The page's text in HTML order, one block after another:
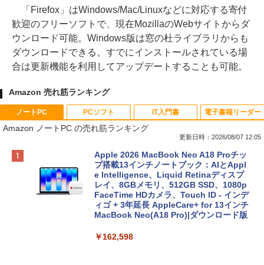
「Firefox」はWindows/Mac/Linuxなどに対応する寄付
歓迎のフリーソフトで、現在MozillaのWebサイトからダ
ウンロード可能。Windows版は窓の杜ライブラリからも
ダウンロードできる。すでにインストールされている場
合は更新機能を利用してアップデートすることも可能。
Amazon 売れ筋ランキング
ノートPC
Amazon ノートPC の売れ筋ランキング
更新日時：2026/08/07 12:05
Apple 2026 MacBook Neo A18 Proチッ
プ搭載13インチノートブック：AIとAppl
e Intelligence、Liquid Retinaディスプ
レイ、8GBメモリ、512GB SSD、1080p
FaceTime HDカメラ、Touch ID - インデ
ィゴ + 3年延長 AppleCare+ for 13インチ
MacBook Neo(A18 Pro)|ダウンロード版
￥162,598
PCソフト IT入門書 電子書籍リーダー